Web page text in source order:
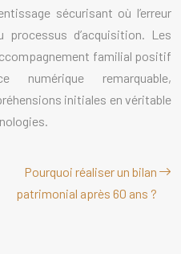
sécurisant où l’erreur
d’acquisition. Les
familial positif
numérique remarquable,
initiales en véritable
Pourquoi réaliser un bilan
patrimonial après 60 ans ?